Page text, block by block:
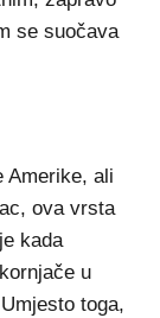
se suočava
Amerike, ali
ova vrsta
kada
u
toga,